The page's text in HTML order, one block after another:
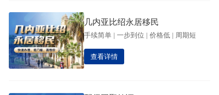
几内亚比绍永居移民
手续简单 | 一步到位 | 价格低 | 周期短
查看详情